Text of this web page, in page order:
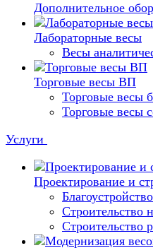
Дополнительное
Лабораторные весы
Весы
Торговые весы ВП
Торговые весы
Торговые весы
Услуги
Проектирование и
Строительство
Строительство